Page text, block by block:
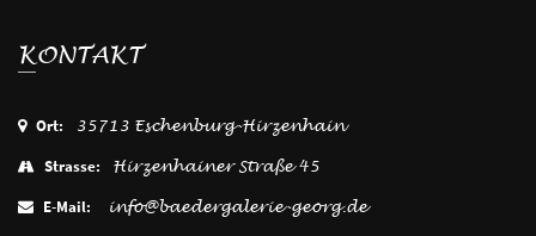
KONTAKT
Ort:
35713 Eschenburg-Hirzenhain
Strasse:
Hirzenhainer Straße 45
E-Mail:
info@baedergalerie-georg.de